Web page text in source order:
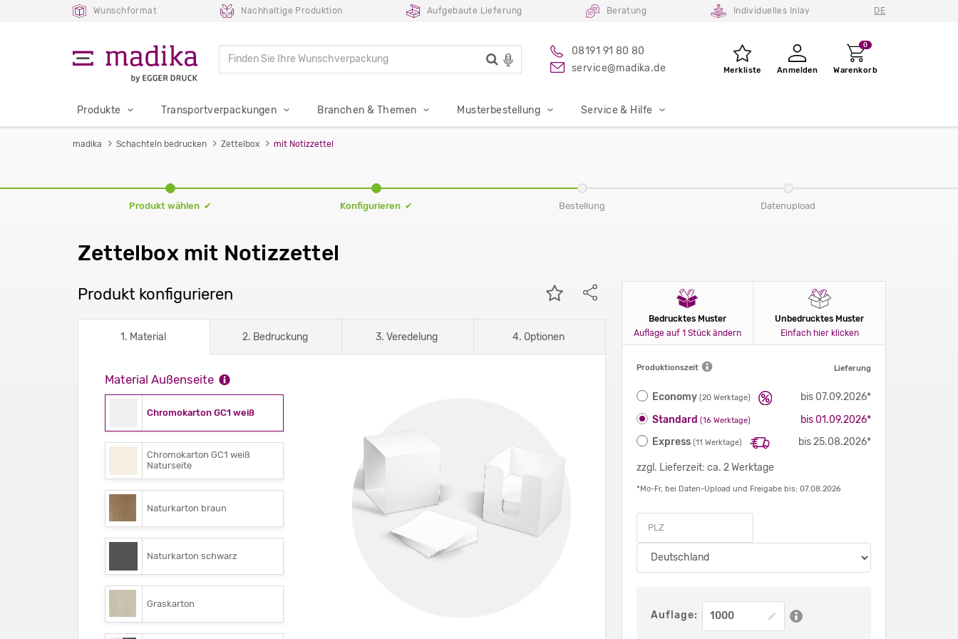
Wunschformat Nachhaltige Produktion Aufgebaute Lieferung Beratung Individuelles Inlay DE
08191 91 80 80
service@madika.de
Merkliste Anmelden
0
Warenkorb
Produkte Transportverpackungen Branchen & Themen Musterbestellung Service & Hilfe
madika Schachteln bedrucken Zettelbox mit Notizzettel
Produkt wählen ✔ Konfigurieren ✔ Bestellung Datenupload
Zettelbox mit Notizzettel
Produkt konfigurieren
1. Material 2. Bedruckung 3. Veredelung 4. Optionen
Material Außenseite
Chromokarton GC1 weiß
Chromokarton GC1 weiß
Naturseite
Naturkarton braun
Naturkarton schwarz
Graskarton
Bedrucktes Muster
Auflage auf 1 Stück ändern
Unbedrucktes Muster
Einfach hier klicken
Produktionszeit Lieferung
Economy (20 Werktage)
bis 07.09.2026*
Standard (16 Werktage)
bis 01.09.2026*
Express (11 Werktage) bis 25.08.2026*
zzgl. Lieferzeit: ca. 2 Werktage
*Mo-Fr, bei Daten-Upload und Freigabe bis: 07.08.2026
Auflage: